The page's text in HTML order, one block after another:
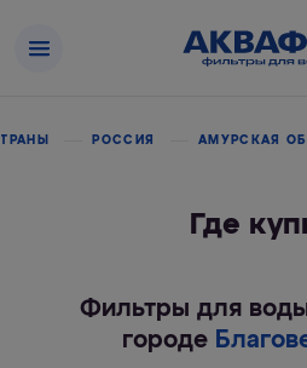
РОССИЯ АМУРСКАЯ
Где
Фильтры для
городе